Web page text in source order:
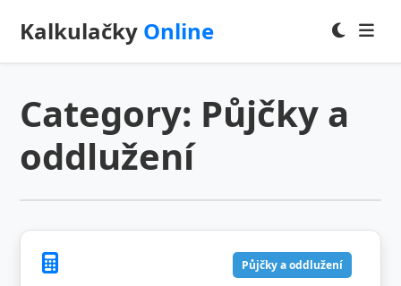
Kalkulačky Online
Category: Půjčky a
oddlužení
Půjčky a oddlužení